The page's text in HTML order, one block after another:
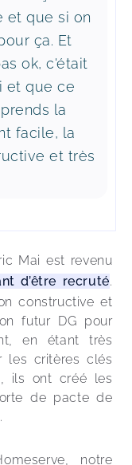
et que si on
ça. Et
ok, c'était
et que ce
la
facile, la
et très
Mai est revenu
d’être recruté.
constructive et
futur DG pour
en étant très
les critères clés
ils ont créé les
de pacte de
notre